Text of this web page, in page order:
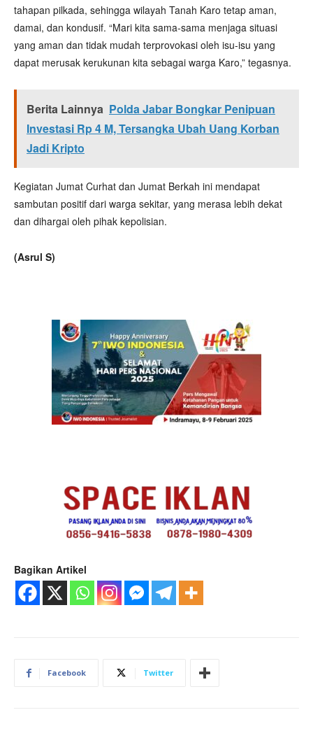
tahapan pilkada, sehingga wilayah Tanah Karo tetap aman,
damai, dan kondusif. “Mari kita sama-sama menjaga situasi
yang aman dan tidak mudah terprovokasi oleh isu-isu yang
dapat merusak kerukunan kita sebagai warga Karo,” tegasnya.
Berita Lainnya Polda Jabar Bongkar Penipuan
Investasi Rp 4 M, Tersangka Ubah Uang Korban
Jadi Kripto
Kegiatan Jumat Curhat dan Jumat Berkah ini mendapat
sambutan positif dari warga sekitar, yang merasa lebih dekat
dan dihargai oleh pihak kepolisian.
(Asrul S)
Bagikan Artikel
Facebook Twitter